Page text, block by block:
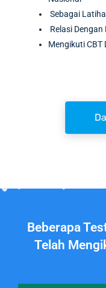
Sebagai
Relasi Dengan
Mengikuti CBT
Beberapa
Telah